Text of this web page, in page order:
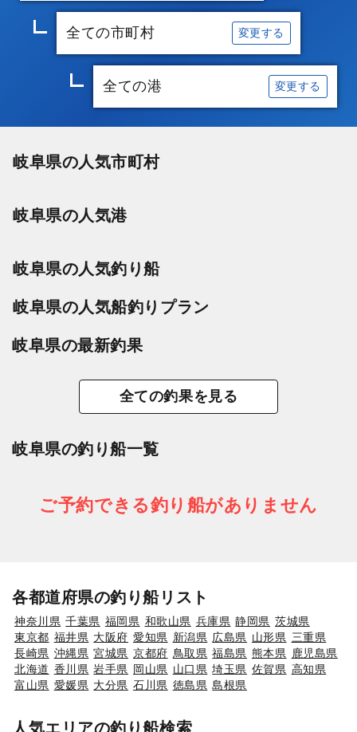
全ての市町村 変更する
全ての港 変更する
岐阜県の人気市町村
岐阜県の人気港
岐阜県の人気釣り船
岐阜県の人気船釣りプラン
岐阜県の最新釣果
全ての釣果を見る
岐阜県の釣り船一覧
ご予約できる釣り船がありません
各都道府県の釣り船リスト
神奈川県 千葉県 福岡県 和歌山県 兵庫県 静岡県 茨城県
東京都 福井県 大阪府 愛知県 新潟県 広島県 山形県 三重県
長崎県 沖縄県 宮城県 京都府 鳥取県 福島県 熊本県
鹿児島県
北海道 香川県 岩手県 岡山県 山口県 埼玉県 佐賀県 高知県
富山県 愛媛県 大分県 石川県 徳島県 島根県
人気エリアの釣り船検索